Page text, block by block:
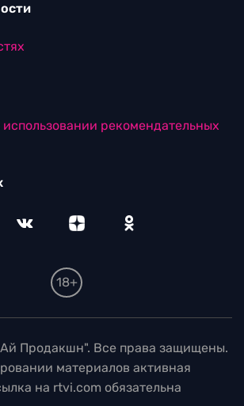
рекомендательных
18+
Продакшн". Все права защищены.
материалов активная
на rtvi.com обязательна